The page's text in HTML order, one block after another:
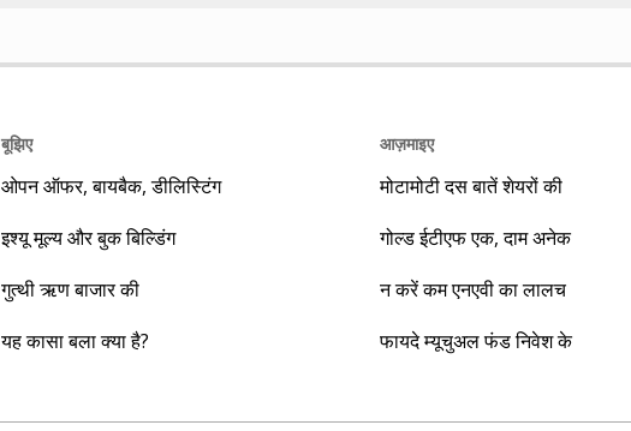
बूझिए
ओपन ऑफर, बायबैक, डीलिस्टिंग
इश्यू मूल्य और बुक बिल्डिंग
गुत्थी ऋण बाजार की
यह कासा बला क्या है?
आज़माइए
मोटामोटी दस बातें शेयरों की
गोल्ड ईटीएफ एक, दाम अनेक
न करें कम एनएवी का लालच
फायदे म्यूचुअल फंड निवेश के